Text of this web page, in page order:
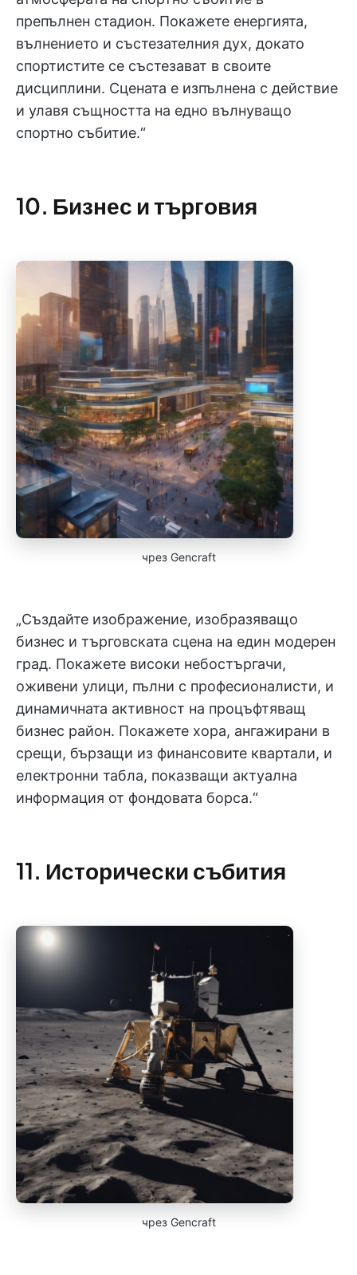
препълнен стадион. Покажете енергията,
вълнението и състезателния дух, докато
спортистите се състезават в своите
дисциплини. Сцената е изпълнена с действие
и улавя същността на едно вълнуващо
спортно събитие.“
10. Бизнес и търговия
чрез Gencraft
„Създайте изображение, изобразяващо
бизнес и търговската сцена на един модерен
град. Покажете високи небостъргачи,
оживени улици, пълни с професионалисти, и
динамичната активност на процъфтяващ
бизнес район. Покажете хора, ангажирани в
срещи, бързащи из финансовите квартали, и
електронни табла, показващи актуална
информация от фондовата борса.“
11. Исторически събития
чрез Gencraft